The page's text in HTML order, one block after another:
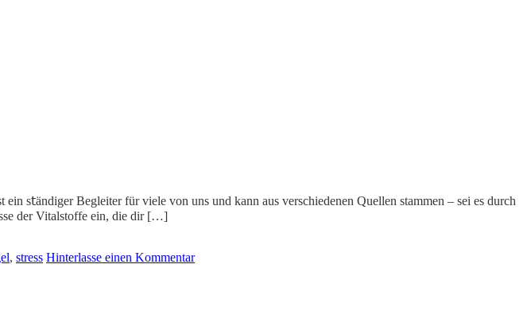
s𝗍ändiger Begleiter für viele von uns und kann aus verschiedenen Quellen stammen – sei es durch
der Vitalstoffe ein, die dir […]
, stress Hinterlasse einen Kommentar